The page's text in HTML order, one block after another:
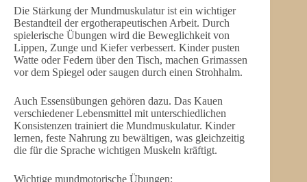
Die Stärkung der Mundmuskulatur ist ein wichtiger
Bestandteil der ergotherapeutischen Arbeit. Durch
spielerische Übungen wird die Beweglichkeit von
Lippen, Zunge und Kiefer verbessert. Kinder pusten
Watte oder Federn über den Tisch, machen Grimassen
vor dem Spiegel oder saugen durch einen Strohhalm.
Auch Essensübungen gehören dazu. Das Kauen
verschiedener Lebensmittel mit unterschiedlichen
Konsistenzen trainiert die Mundmuskulatur. Kinder
lernen, feste Nahrung zu bewältigen, was gleichzeitig
die für die Sprache wichtigen Muskeln kräftigt.
Wichtige mundmotorische Übungen: